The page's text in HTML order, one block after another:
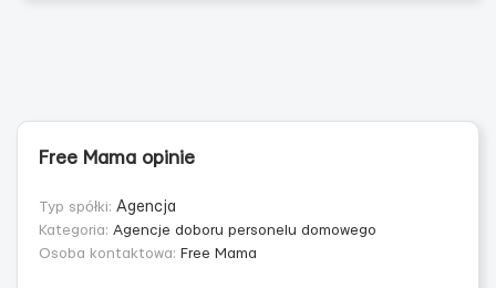
Free Mama opinie
Typ spółki: Agencja
Kategoria: Agencje doboru personelu domowego
Osoba kontaktowa: Free Mama